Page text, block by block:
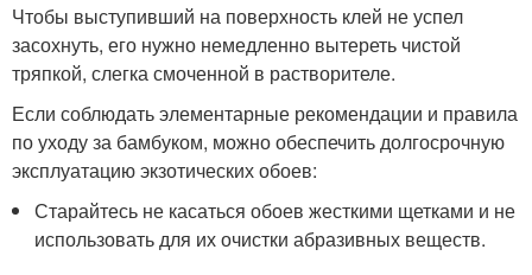
Чтобы выступивший на поверхность клей не успел
засохнуть, его нужно немедленно вытереть чистой
тряпкой, слегка смоченной в растворителе.
Если соблюдать элементарные рекомендации и правила
по уходу за бамбуком, можно обеспечить долгосрочную
эксплуатацию экзотических обоев:
Старайтесь не касаться обоев жесткими щетками и не
использовать для их очистки абразивных веществ.